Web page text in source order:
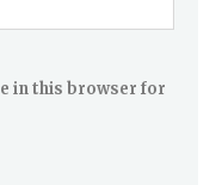
in this browser for